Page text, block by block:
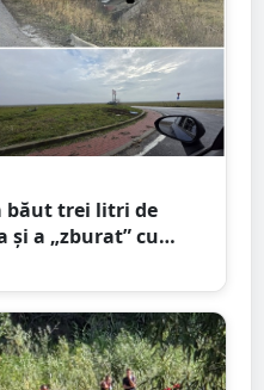
băut trei litri de
și a „zburat” cu